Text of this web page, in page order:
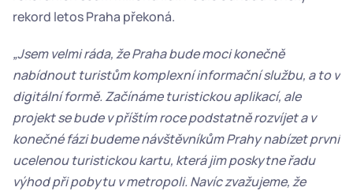
rekord letos Praha překoná.
„Jsem velmi ráda, že Praha bude moci konečně
nabídnout turistům komplexní informační službu, a to v
digitální formě. Začínáme turistickou aplikací, ale
projekt se bude v příštím roce podstatně rozvíjet a v
konečné fázi budeme návštěvníkům Prahy nabízet první
ucelenou turistickou kartu, která jim poskytne řadu
výhod při pobytu v metropoli. Navíc zvažujeme, že